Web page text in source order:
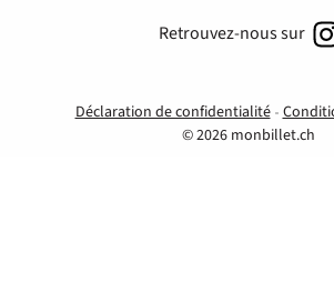
Déclaration de confidentialité
© 2026 monbillet.ch
Retrouvez-nous sur